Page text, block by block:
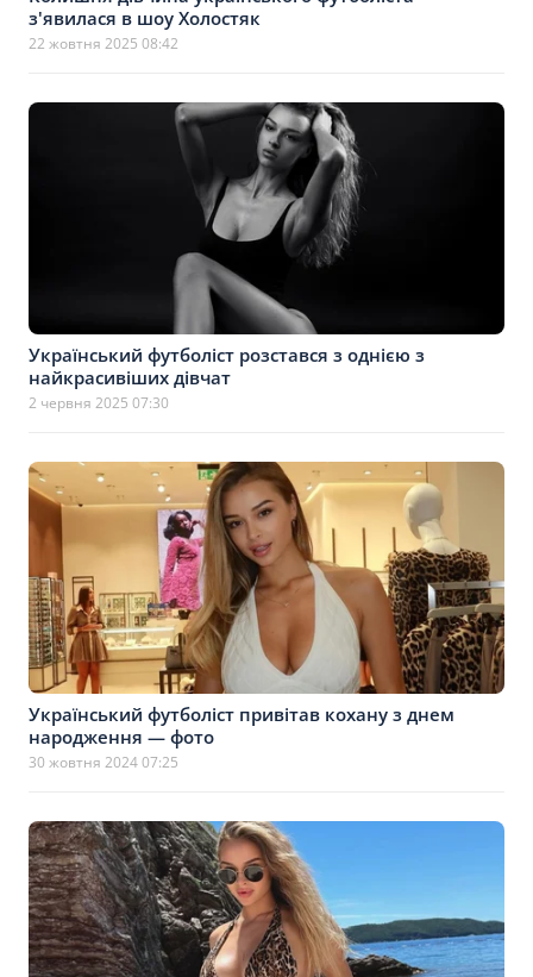
з'явилася в шоу Холостяк
22 жовтня 2025 08:42
Український футболіст розстався з однією з
найкрасивіших дівчат
2 червня 2025 07:30
Український футболіст привітав кохану з днем
народження — фото
30 жовтня 2024 07:25